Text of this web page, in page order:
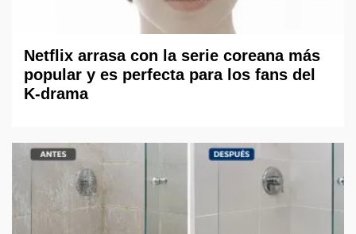
Netflix arrasa con la serie coreana más
popular y es perfecta para los fans del
K-drama